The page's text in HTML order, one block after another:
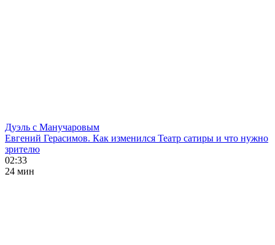
Дуэль с Манучаровым
Евгений Герасимов. Как изменился Театр сатиры и что нужно
зрителю
02:33
24 мин